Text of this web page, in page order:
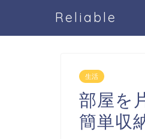
Reliable
生活
部屋を
簡単収